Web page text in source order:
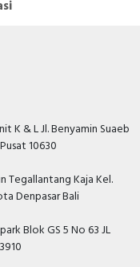
Somer, Allen-
OPT, CIC,
Esitas, BOSS,
Onesto,
dijamin 100%
dengan surat
tim sales
disini. Selamat
K & L Jl. Benyamin Suaeb
10630
Tegallantang Kaja Kel.
Denpasar Bali
Blok GS 5 No 63 JL